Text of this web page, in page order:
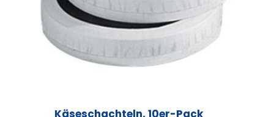
Käseschachteln, 10er-Pack